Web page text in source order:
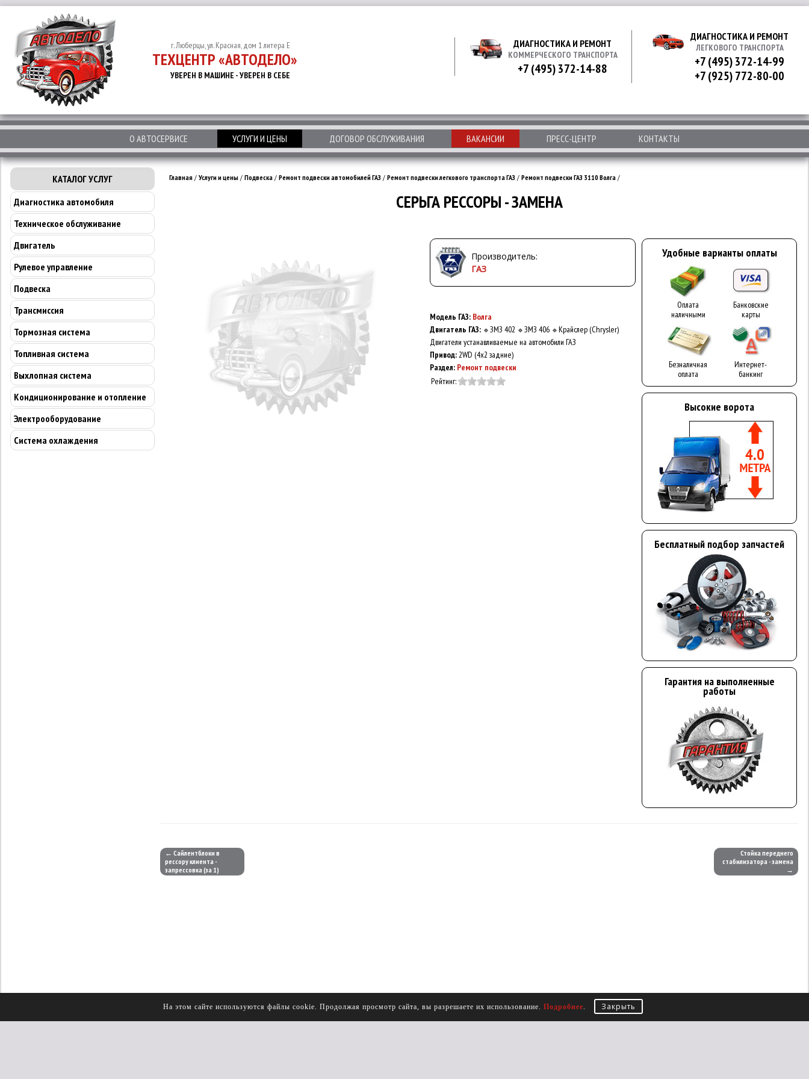
г. Люберцы, ул. Красная, дом 1 литера Е
ТЕХЦЕНТР «АВТОДЕЛО»
УВЕРЕН В МАШИНЕ - УВЕРЕН В СЕБЕ
ДИАГНОСТИКА И РЕМОНТ
КОММЕРЧЕСКОГО ТРАНСПОРТА
+7 (495) 372-14-88
ДИАГНОСТИКА И РЕМОНТ
ЛЕГКОВОГО ТРАНСПОРТА
+7 (495) 372-14-99
+7 (925) 772-80-00
О АВТОСЕРВИСЕ УСЛУГИ И ЦЕНЫ ДОГОВОР ОБСЛУЖИВАНИЯ ВАКАНСИИ ПРЕСС-ЦЕНТР КОНТАКТЫ
КАТАЛОГ УСЛУГ
Диагностика автомобиля
Техническое обслуживание
Двигатель
Рулевое управление
Подвеска
Трансмиссия
Тормозная система
Топливная система
Выхлопная система
Кондиционирование и отопление
Электрооборудование
Система охлаждения
Главная / Услуги и цены / Подвеска / Ремонт подвески автомобилей ГАЗ / Ремонт подвески легкового транспорта ГАЗ / Ремонт подвески ГАЗ 3110 Волга /
СЕРЬГА РЕССОРЫ - ЗАМЕНА
Производитель:
ГАЗ
Модель ГАЗ: Волга
Двигатель ГАЗ: 🔹 ЗМЗ 402 🔹 ЗМЗ 406 🔹 Крайслер (Chrysler)
Двигатели устанавливаемые на автомобили ГАЗ
Привод:2WD (4x2 задние)
Раздел: Ремонт подвески
Рейтинг:
Удобные варианты оплаты
Оплата
наличными
Банковские
карты
Безналичная
оплата
Интернет-
банкинг
Высокие ворота
Бесплатный подбор запчастей
Гарантия на выполненные
работы
← Сайлентблоки в
рессору клиента -
запрессовка (за 1)
Стойка переднего
стабилизатора - замена
→
На этом сайте используются файлы cookie. Продолжая просмотр сайта, вы разрешаете их использование. Подробнее. Закрыть